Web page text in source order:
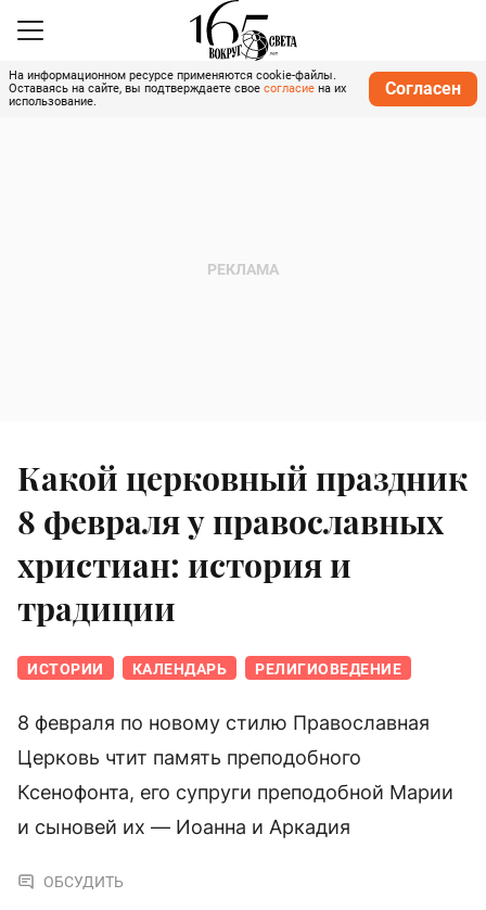
На информационном ресурсе применяются cookie-файлы.
Оставаясь на сайте, вы подтверждаете свое согласие на их
использование.
Согласен
Какой церковный праздник
8 февраля у православных
христиан: история и
традиции
ИСТОРИИ КАЛЕНДАРЬ РЕЛИГИОВЕДЕНИЕ
8 февраля по новому стилю Православная
Церковь чтит память преподобного
Ксенофонта, его супруги преподобной Марии
и сыновей их — Иоанна и Аркадия
ОБСУДИТЬ